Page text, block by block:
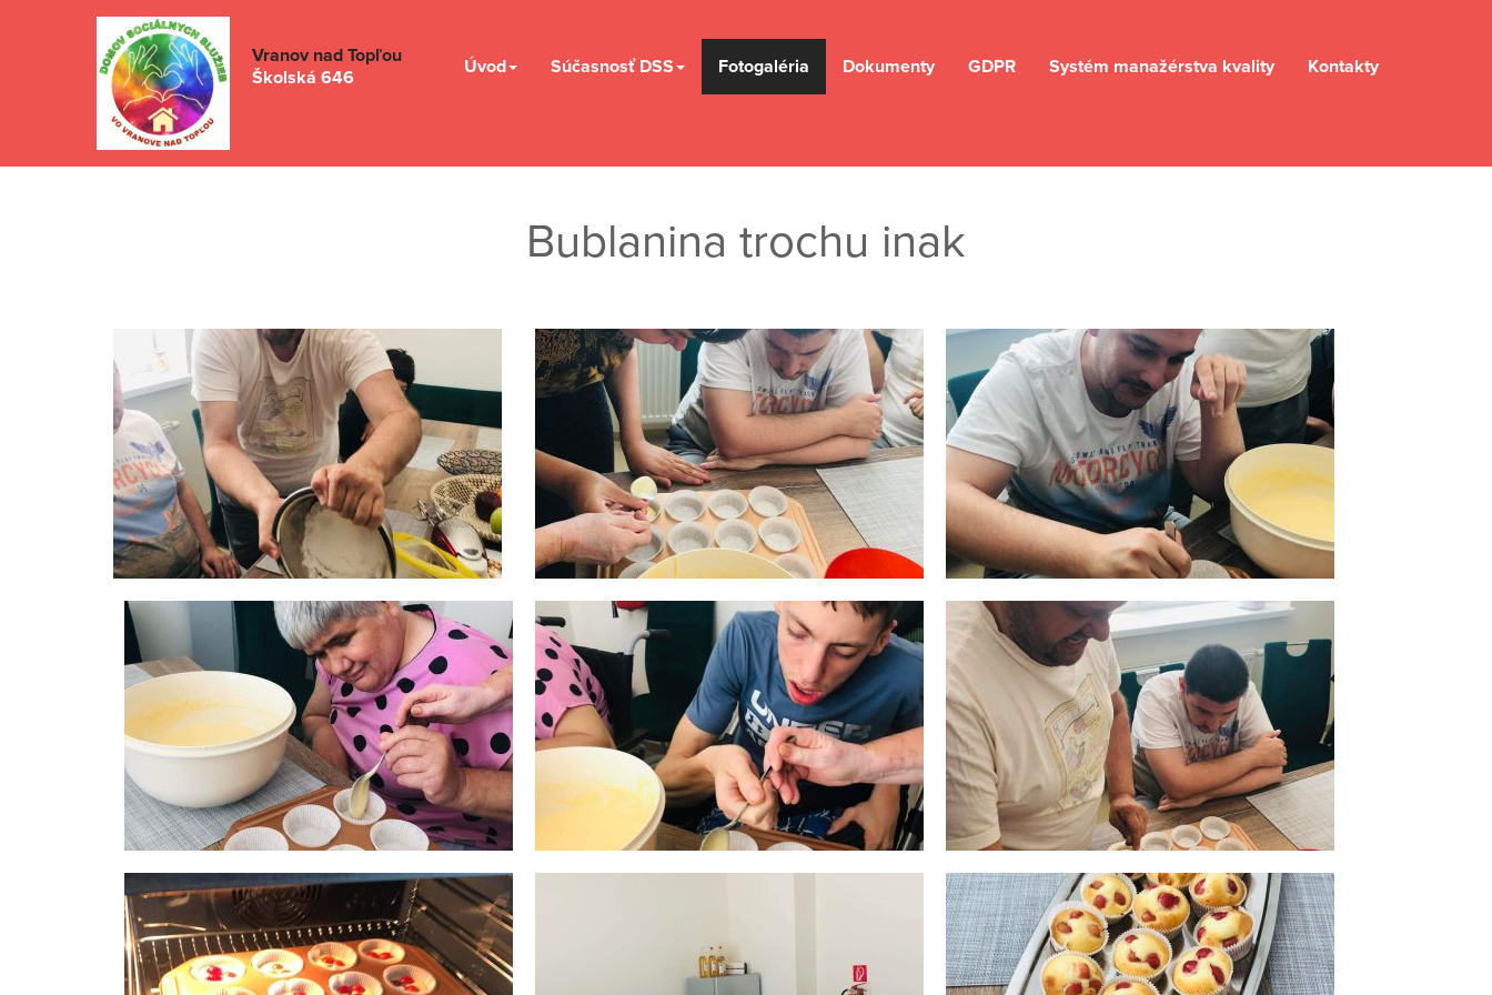
Vranov nad Topľou
Školská 646
Úvod Súčasnosť DSS Fotogaléria Dokumenty GDPR Systém manažérstva kvality Kontakty
Bublanina trochu inak